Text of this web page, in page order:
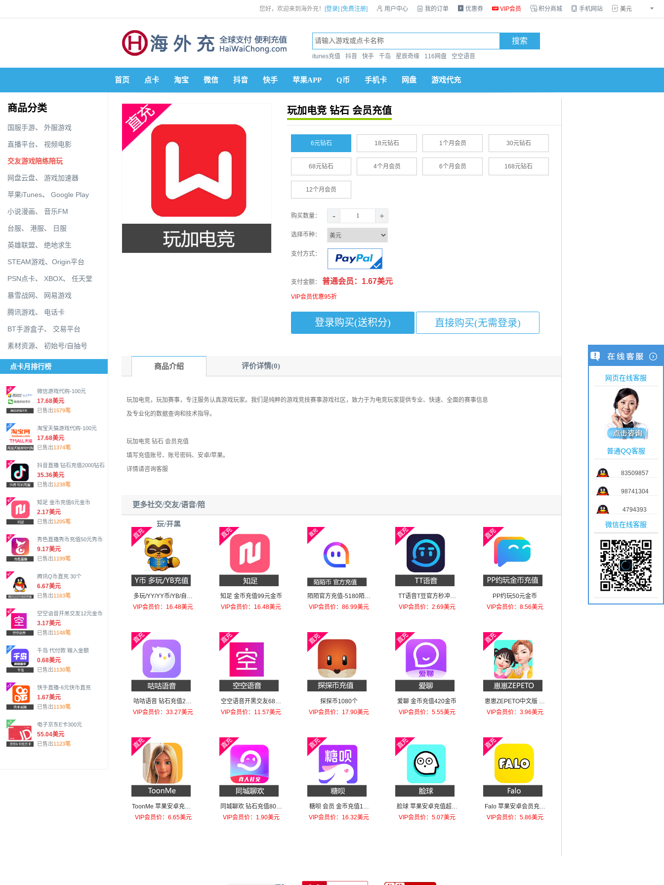
您好，欢迎来到海外充！ [登录] [免费注册]  用户中心  我的订单  优惠券  VIP会员 积分商城  手机网站  
搜索
itunes充值 抖音 快手 千岛 星辰奇缘 116网盘 空空语音
首页 点卡 淘宝 微信 抖音 快手 苹果APP Q币 手机卡 网盘 游戏代充
商品分类
国服手游、 外服游戏
直播平台、 视频电影
交友游戏陪练陪玩
网盘云盘、 游戏加速器
苹果iTunes、 Google Play
小说漫画、 音乐FM
台服、 港服、 日服
英雄联盟、 绝地求生
STEAM游戏、 Origin平台
PSN点卡、 XBOX、 任天堂
暴雪战网、 网易游戏
腾讯游戏、 电话卡
BT手游盒子、 交易平台
素材资源、 初始号/自抽号
点卡月排行榜
微信游戏代购-100元
17.68美元
已售出1579笔
淘宝天猫游戏代购-100元
17.68美元
已售出1374笔
抖音直播 钻石充值2000钻石
35.36美元
已售出1238笔
知足 金币充值6元金币
2.17美元
已售出1205笔
秀色直播秀币充值50元秀币
9.17美元
已售出1199笔
腾讯Q币直充 30个
6.67美元
已售出1163笔
空空语音开黑交友12元金币
3.17美元
已售出1148笔
千岛 代付款 输入金额
0.68美元
已售出1130笔
快手直播-6元快币直充
1.67美元
已售出1130笔
电子京东E卡300元
55.04美元
已售出1123笔
玩加电竞 钻石 会员充值
6元钻石 18元钻石 1个月会员 30元钻石
68元钻石 4个月会员 6个月会员 168元钻石
12个月会员
购买数量： - +
选择币种：
支付方式：
支付金额： 普通会员：1.67美元
VIP会员优惠95折
商品介绍 评价详情(0)
玩加电竞，玩加赛事，专注服务认真游戏玩家。我们是纯粹的游戏竞技赛事游戏社区，致力于为电竞玩家提供专业、快速、全面的赛事信息
及专业化的数据查询和技术指导。
玩加电竞 钻石 会员充值
填写充值账号、账号密码、安卓/苹果。
详情请咨询客服
更多社交/交友/语音/陪
玩/开黑
多玩/YY/YY币/YB/自动
充值100个
VIP会员价：16.48美元
知足 金币充值99元金币
VIP会员价：16.48美元
陌陌官方充值-5180陌陌
币
VIP会员价：86.99美元
TT语音T豆官方秒冲秒
到10元T豆
VIP会员价：2.69美元
PP约玩50元金币
VIP会员价：8.56美元
咕咕语音 钻石充值200
元钻石
VIP会员价：33.27美元
空空语音开黑交友68元
金币
VIP会员价：11.57美元
探探币1080个
VIP会员价：17.90美元
爱聊 金币充值420金币
VIP会员价：5.55美元
崽崽ZEPETO中文版 红
钻 金币 充值36红钻
VIP会员价：3.96美元
ToonMe 苹果安卓充值T
oonMe PRO
VIP会员价：6.65美元
同城聊欢 钻石充值80钻
石
VIP会员价：1.90美元
糖呗 会员 金币充值1个
月VIP
VIP会员价：16.32美元
脸球 苹果安卓充值超级
黄钻1个月
VIP会员价：5.07美元
Falo 苹果安卓会员充值
VIP-1个月
VIP会员价：5.86美元
网页在线客服
普通QQ客服
83509857
98741304
4794393
微信在线客服